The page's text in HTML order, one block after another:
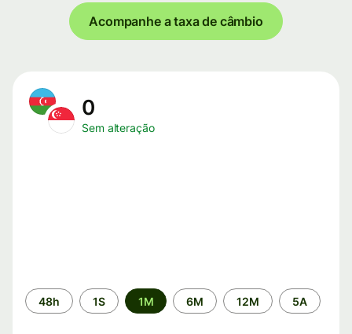
Acompanhe a taxa de câmbio
0
Sem alteração
Período
de
48h 1S 1M 6M 12M 5A